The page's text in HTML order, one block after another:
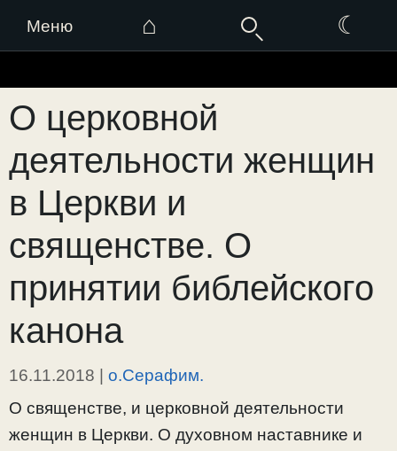
Меню ⌂ ☾
к
содержимому
О церковной
деятельности женщин
в Церкви и
священстве. О
принятии библейского
канона
16.11.2018 | о.Серафим.
О священстве, и церковной деятельности
женщин в Церкви. О духовном наставнике и